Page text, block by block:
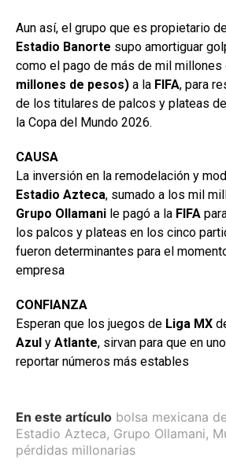
Aun así, el grupo que es propietario
Estadio Banorte supo amortiguar
como el pago de más de mil
millones de pesos) a la FIFA, para
de los titulares de palcos y plateas
la Copa del Mundo 2026.
CAUSA
La inversión en la remodelación y
Estadio Azteca, sumado a los mil
Grupo Ollamani le pagó a la FIFA
los palcos y plateas en los cinco
fueron determinantes para el
empresa
CONFIANZA
Esperan que los juegos de Liga MX
Azul y Atlante, sirvan para que en
reportar números más estables
En este artículo bolsa mexicana
Estadio Azteca, Grupo Ollamani,
pérdidas millonarias